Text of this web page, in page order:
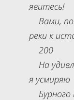
явитесь!
Вами, по
реки к
200
На
я усмиряю
Бурного